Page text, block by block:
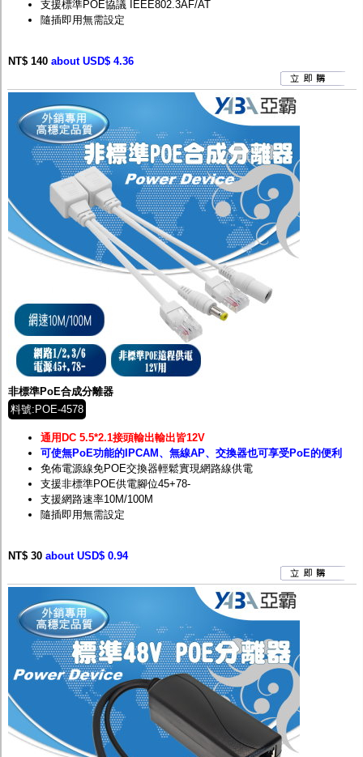
支援標準POE協議 IEEE802.3AF/AT
隨插即用無需設定
NT$ 140 about USD$ 4.36
非標準PoE合成分離器
料號:POE-4578
通用DC 5.5*2.1接頭輸出輸出皆12V
可使無PoE功能的IPCAM、無線AP、交換器也可享受PoE的便利
免佈電源線免POE交換器輕鬆實現網路線供電
支援非標準POE供電腳位45+78-
支援網路速率10M/100M
隨插即用無需設定
NT$ 30 about USD$ 0.94